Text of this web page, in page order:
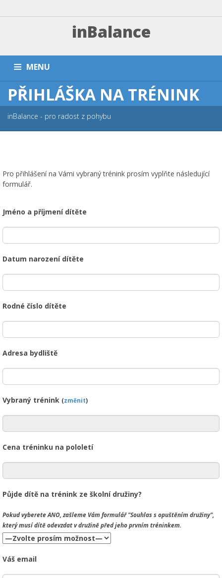
inBalance
MENU
DOMŮ TRÉNINKY A PLATBA ZÁVODNÍ SEKCE
PŘÍMĚŠŤÁKY A KEMPY NÁRAMKY
PŘIHLÁŠKA NA TRÉNINK
inBalance - pro radost z pohybu
Pro přihlášení na Vámi vybraný trénink prosím vyplňte následující
formulář.
Jméno a příjmení dítěte
Datum narození dítěte
Rodné číslo dítěte
Adresa bydliště
Vybraný trénink (změnit)
Cena tréninku na pololetí
Půjde dítě na trénink ze školní družiny?
Pokud vybereteANO , zašleme Vám formulář "Souhlas s opuštěním družiny",
který musí dítě odevzdat v družině před jeho prvním tréninkem.
Váš email